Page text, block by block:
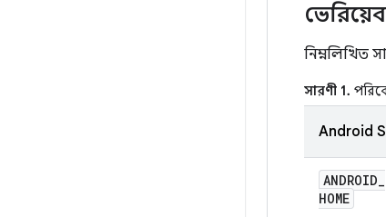
নিম্নলিখিত
সারণী 1.
Android
ANDROID_
HOME